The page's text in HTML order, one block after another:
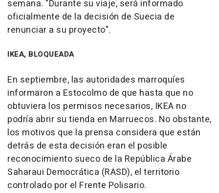
semana. "Durante su viaje, será informado
oficialmente de la decisión de Suecia de
renunciar a su proyecto".
IKEA, BLOQUEADA
En septiembre, las autoridades marroquíes
informaron a Estocolmo de que hasta que no
obtuviera los permisos necesarios, IKEA no
podría abrir su tienda en Marruecos. No obstante,
los motivos que la prensa considera que están
detrás de esta decisión eran el posible
reconocimiento sueco de la República Árabe
Saharaui Democrática (RASD), el territorio
controlado por el Frente Polisario.